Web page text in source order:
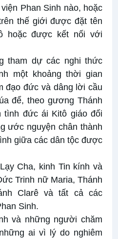
Phan Sinh nào, hoặc
thế giới được đặt tên
hoặc được kết nối với
tham dự các nghi thức
một khoảng thời gian
đạo đức và dâng lời cầu
để, theo gương Thánh
tình đức ái Kitô giáo đối
ước nguyện chân thành
giữa các dân tộc được
Cha, kinh Tin kính và
Trinh nữ Maria, Thánh
Clarê và tất cả các
Sinh.
và những người chăm
ai vì lý do nghiêm